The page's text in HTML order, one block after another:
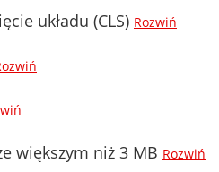
układu (CLS) Rozwiń
większym niż 3 MB Rozwiń